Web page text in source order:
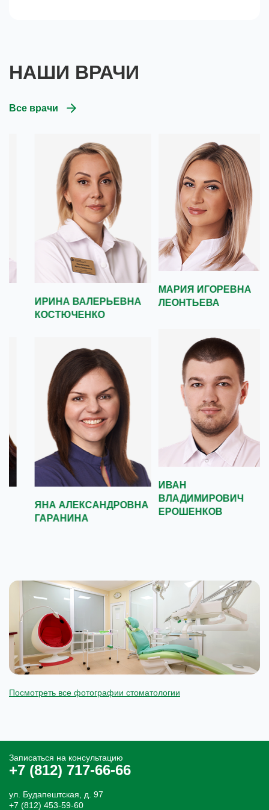
НАШИ ВРАЧИ
Все врачи
МАРИЯ ИГОРЕВНА
ЛЕОНТЬЕВА
НАТАЛЬЯ
ИВАН ВЛАДИМИРОВИЧ
ЕРОШЕНКОВ
ЮЛИЯ НИКОЛАЕВНА
Посмотреть все фотографии стоматологии
Записаться на консультацию
+7 (812) 717-66-66
ул. Будапештская, д. 97